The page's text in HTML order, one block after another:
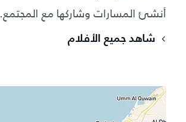
أنشئ المسارات وشاركها مع المجتمع.
شاهد جميع الأفلام